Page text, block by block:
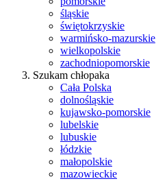
śląskie
świętokrzyskie
warmińsko-mazurskie
wielkopolskie
zachodniopomorskie
Szukam chłopaka
Cała Polska
dolnośląskie
kujawsko-pomorskie
lubelskie
lubuskie
łódzkie
małopolskie
mazowieckie